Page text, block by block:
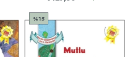
%15